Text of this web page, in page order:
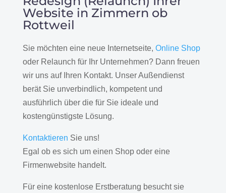
Website in Zimmern ob
Rottweil
Sie möchten eine neue Internetseite, Online Shop
oder Relaunch für Ihr Unternehmen? Dann freuen
wir uns auf Ihren Kontakt. Unser Außendienst
berät Sie unverbindlich, kompetent und
ausführlich über die für Sie ideale und
kostengünstigste Lösung.
Kontaktieren Sie uns!
Egal ob es sich um einen Shop oder eine
Firmenwebsite handelt.
Für eine kostenlose Erstberatung besucht sie